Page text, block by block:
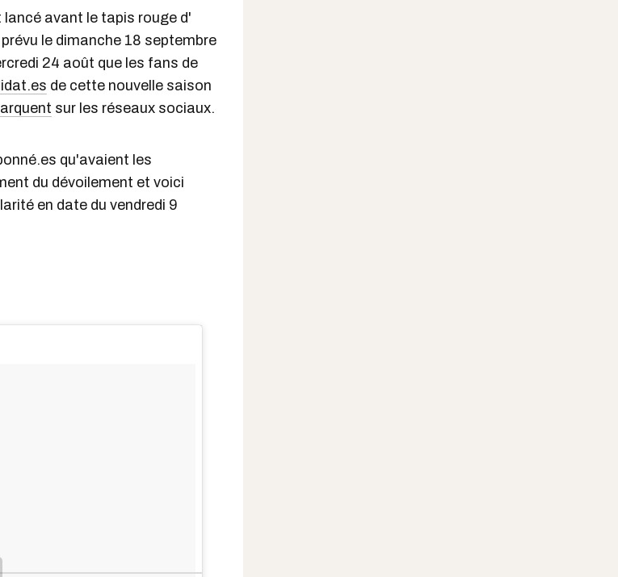
avant le tapis rouge d'
le dimanche 18 septembre
24 août que les fans de
de cette nouvelle saison
sur les réseaux sociaux.
qu'avaient les
du dévoilement et voici
en date du vendredi 9